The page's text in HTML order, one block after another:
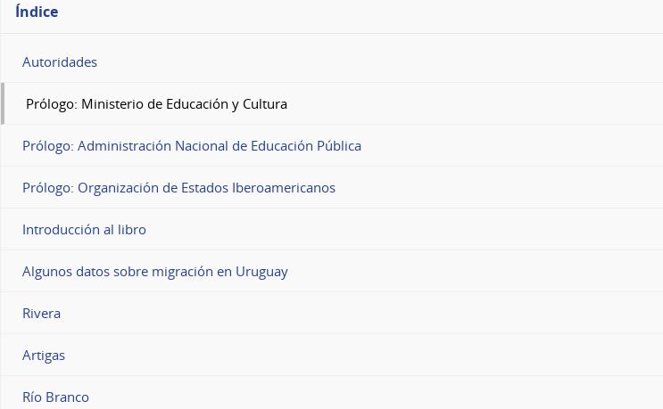
Índice
Autoridades
Prólogo: Ministerio de Educación y Cultura
Prólogo: Administración Nacional de Educación Pública
Prólogo: Organización de Estados Iberoamericanos
Introducción al libro
Algunos datos sobre migración en Uruguay
Rivera
Artigas
Río Branco